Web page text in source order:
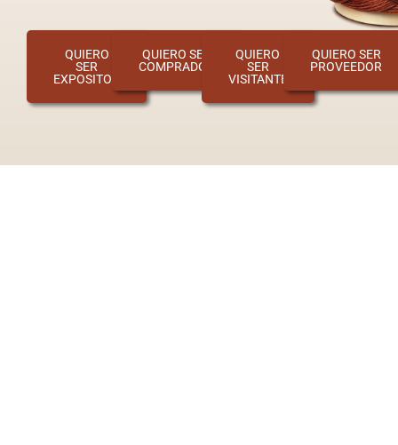
QUIERO
SER
EXPOSITOR
QUIERO SER
COMPRADOR
QUIERO
SER
VISITANTE
QUIERO SER
PROVEEDOR